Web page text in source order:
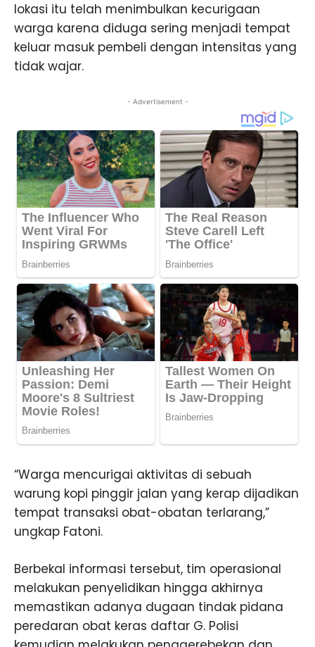
lokasi itu telah menimbulkan kecurigaan
warga karena diduga sering menjadi tempat
keluar masuk pembeli dengan intensitas yang
tidak wajar.
- Advertisement -
“Warga mencurigai aktivitas di sebuah
warung kopi pinggir jalan yang kerap dijadikan
tempat transaksi obat-obatan terlarang,”
ungkap Fatoni.
Berbekal informasi tersebut, tim operasional
melakukan penyelidikan hingga akhirnya
memastikan adanya dugaan tindak pidana
peredaran obat keras daftar G. Polisi